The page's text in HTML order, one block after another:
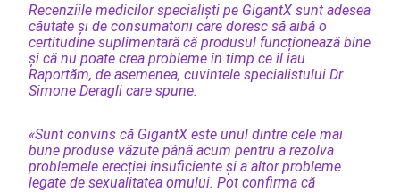
Recenziile medicilor specialiști pe GigantX sunt adesea
căutate și de consumatorii care doresc să aibă o
certitudine suplimentară că produsul funcționează bine
și că nu poate crea probleme în timp ce îl iau.
Raportăm, de asemenea, cuvintele specialistului Dr.
Simone Deragli care spune:
«Sunt convins că GigantX este unul dintre cele mai
bune produse văzute până acum pentru a rezolva
problemele erecției insuficiente și a altor probleme
legate de sexualitatea omului. Pot confirma că